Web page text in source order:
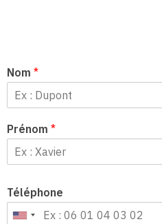
Nom *
Prénom *
Téléphone